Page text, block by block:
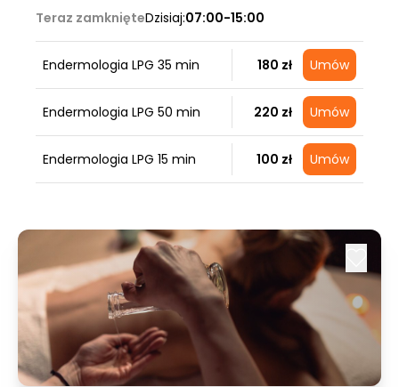
Teraz zamknięteDzisiaj:07:00-15:00
Endermologia LPG 35 min 180 zł Umów
Endermologia LPG 50 min 220 zł Umów
Endermologia LPG 15 min 100 zł Umów